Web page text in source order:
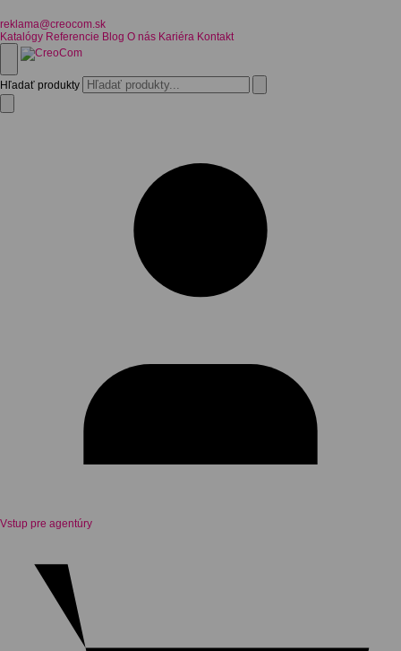
reklama@creocom.sk
Katalógy Referencie Blog O nás Kariéra Kontakt
Hľadať produkty
Vstup pre agentúry